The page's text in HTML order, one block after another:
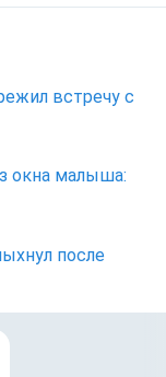
встречу с
окна малыша:
после